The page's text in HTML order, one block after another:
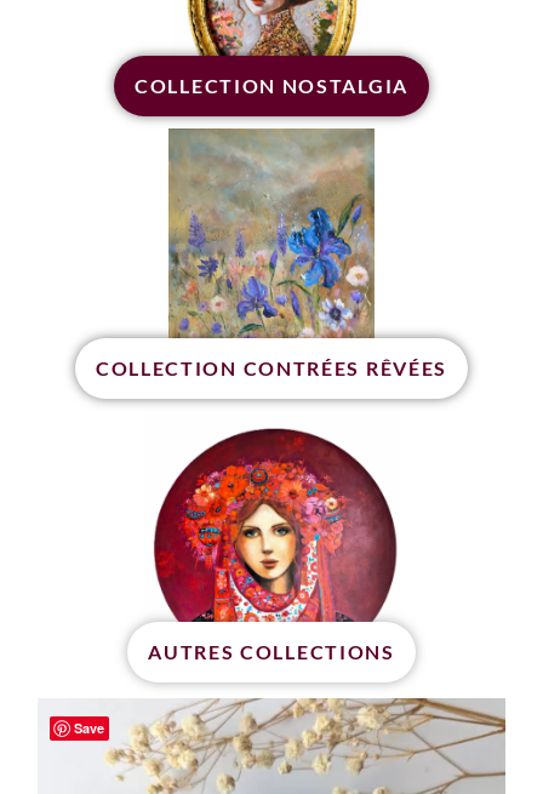
COLLECTION NOSTALGIA
COLLECTION CONTRÉES RÊVÉES
AUTRES COLLECTIONS
OEUVRES ORIGINALES
Save